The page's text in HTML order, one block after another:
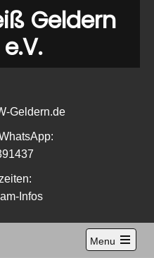
Geldern
Geldern.de
Infos
Menu
Open